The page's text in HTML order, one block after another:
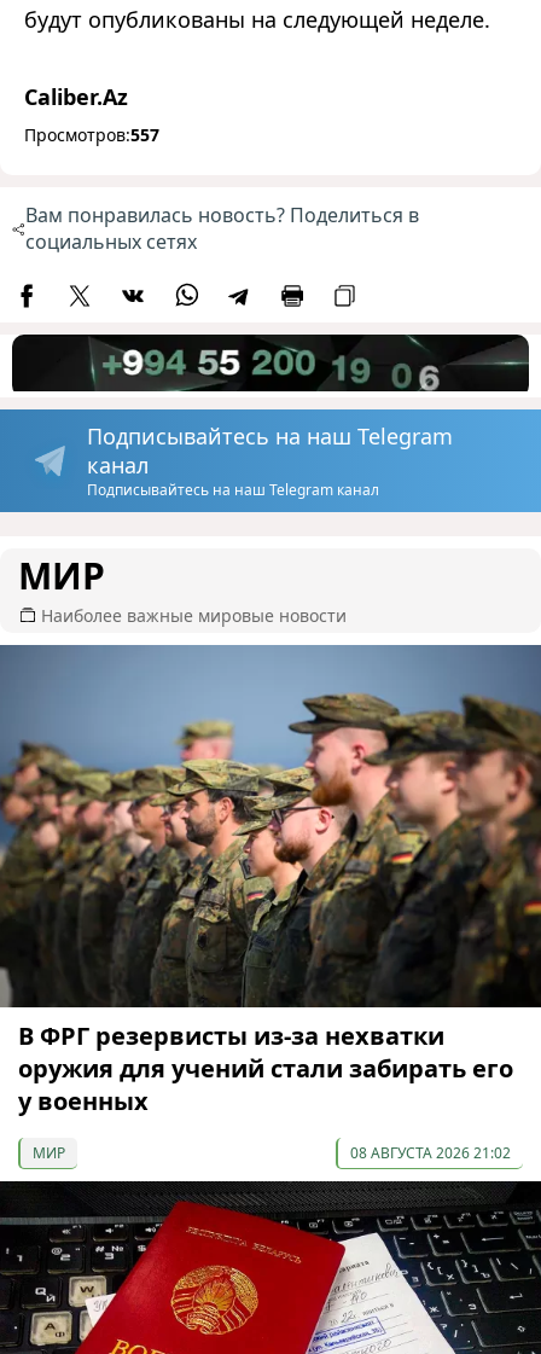
будут опубликованы на следующей неделе.
Caliber.Az
Просмотров:557
Вам понравилась новость? Поделиться в
социальных сетях
Подписывайтесь на наш Telegram
канал
Подписывайтесь на наш Telegram канал
МИР
Наиболее важные мировые новости
В ФРГ резервисты из-за нехватки
оружия для учений стали забирать его
у военных
МИР 08 АВГУСТА 2026 21:02